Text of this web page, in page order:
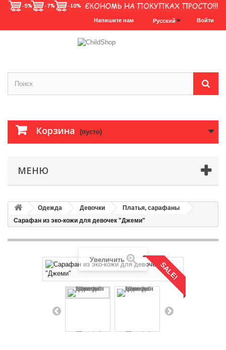
Войти
Русский
Напишите нам
Корзина (пусто)
МЕНЮ
Одежда Девочки
Платья, сарафаны
Сарафан из эко-кожи для девочек "Джеми"
SALE!
Увеличить